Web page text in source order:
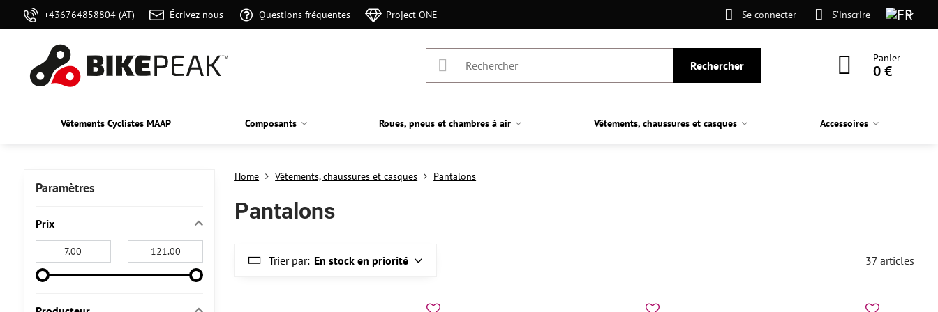
+436764858804 (AT) Écrivez-nous Questions fréquentes Project ONE Se connecter S’inscrire
Rechercher
Panier
0 €
Vêtements Cyclistes MAAP Composants Roues, pneus et chambres à air Vêtements, chaussures et casques Accessoires
Home Vêtements, chaussures et casques Pantalons
Pantalons
Trier par: En stock en priorité 37 articles
Paramètres
Prix